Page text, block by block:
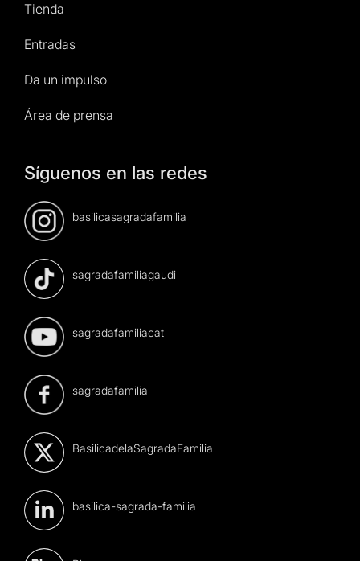
Tienda
Entradas
Da un impulso
Área de prensa
Síguenos en las redes
basilicasagradafamilia
sagradafamiliagaudi
sagradafamiliacat
sagradafamilia
BasilicadelaSagradaFamilia
basilica-sagrada-familia